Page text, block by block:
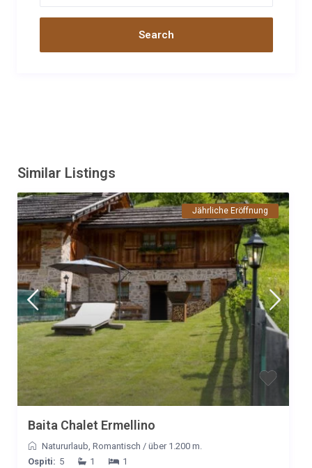
Similar Listings
Jährliche Eröffnung
Baita Chalet Ermellino
Natururlaub, Romantisch / über 1.200 m.
Ospiti: 5 1 1